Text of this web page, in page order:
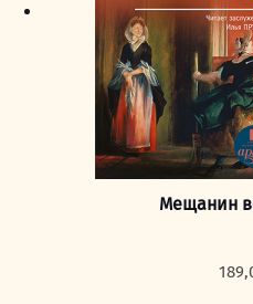
Мещанин